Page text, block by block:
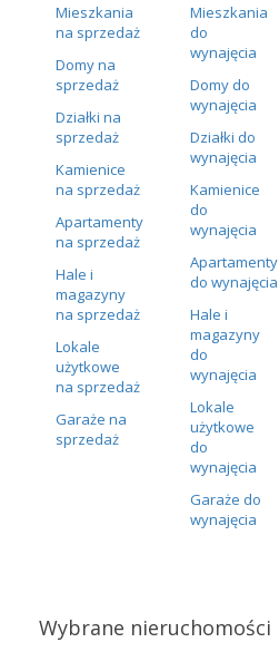
Mieszkania
na sprzedaż
Domy na
sprzedaż
Działki na
sprzedaż
Kamienice
na sprzedaż
Apartamenty
na sprzedaż
Hale i
magazyny
na sprzedaż
Lokale
użytkowe
na sprzedaż
Garaże na
sprzedaż
Mieszkania
do
wynajęcia
Domy do
wynajęcia
Działki do
wynajęcia
Kamienice
do
wynajęcia
Apartamenty
do wynajęcia
Hale i
magazyny
do
wynajęcia
Lokale
użytkowe
do
wynajęcia
Garaże do
wynajęcia
Wybrane nieruchomości